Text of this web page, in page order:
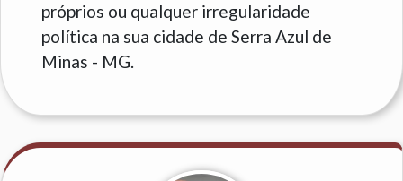
próprios ou qualquer irregularidade
política na sua cidade de Serra Azul de
Minas - MG.